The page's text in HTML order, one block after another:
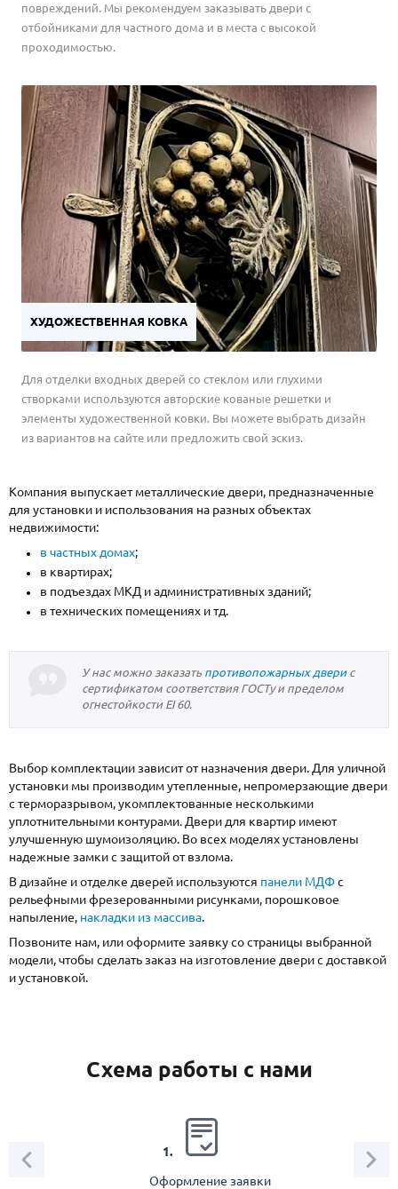
повреждений. Мы рекомендуем заказывать двери с
отбойниками для частного дома и в места с высокой
проходимостью.
ХУДОЖЕСТВЕННАЯ КОВКА
Для отделки входных дверей со стеклом или глухими
створками используются авторские кованые решетки и
элементы художественной ковки. Вы можете выбрать дизайн
из вариантов на сайте или предложить свой эскиз.
Компания выпускает металлические двери, предназначенные
для установки и использования на разных объектах
недвижимости:
в частных домах;
в квартирах;
в подъездах МКД и административных зданий;
в технических помещениях и тд.
У нас можно заказать противопожарных дверис
сертификатом соответствия ГОСТу и пределом
огнестойкости EI 60.
Выбор комплектации зависит от назначения двери. Для уличной
установки мы производим утепленные, непромерзающие двери
с терморазрывом, укомплектованные несколькими
уплотнительными контурами. Двери для квартир имеют
улучшенную шумоизоляцию. Во всех моделях установлены
надежные замки с защитой от взлома.
В дизайне и отделке дверей используются панели МДФс
рельефными фрезерованными рисунками, порошковое
напыление, накладки из массива.
Позвоните нам, или оформите заявку со страницы выбранной
модели, чтобы сделать заказ на изготовление двери с доставкой
и установкой.
Схема работы с нами
1.
Оформление заявки